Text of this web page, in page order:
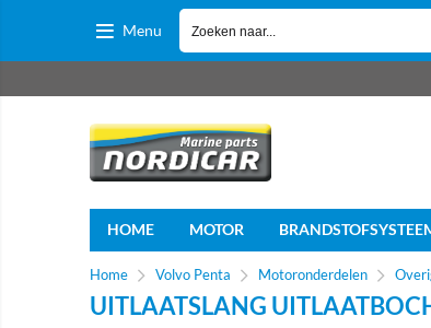
Menu
HOME MOTOR
Home Volvo Penta Motoronderdelen
UITLAATSLANG